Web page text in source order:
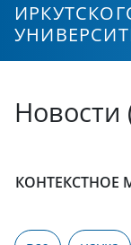
Новости
КОНТЕКСТНОЕ